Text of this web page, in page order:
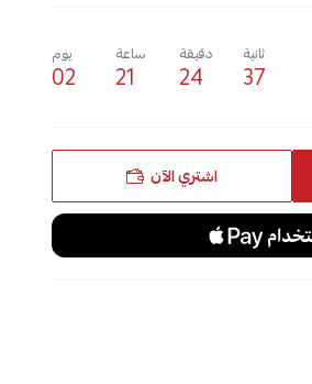
36
ثانية
24
دقيقة
21
ساعة
02
يوم
اشتري الآن